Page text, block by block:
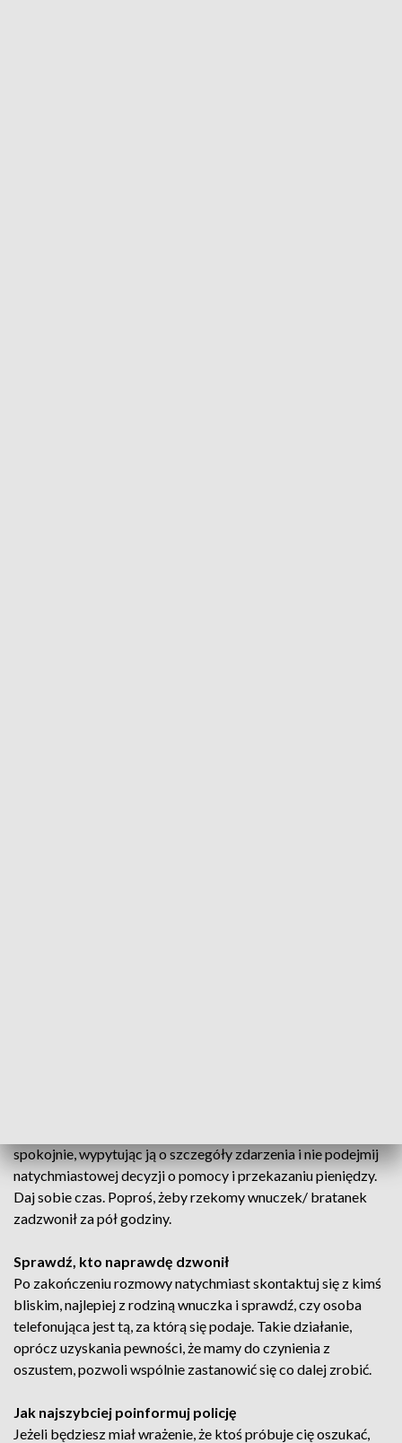
spokojnie, wypytując ją o szczegóły zdarzenia i nie podejmij
natychmiastowej decyzji o pomocy i przekazaniu pieniędzy.
Daj sobie czas. Poproś, żeby rzekomy wnuczek/ bratanek
zadzwonił za pół godziny.
Sprawdź, kto naprawdę dzwonił
Po zakończeniu rozmowy natychmiast skontaktuj się z kimś
bliskim, najlepiej z rodziną wnuczka i sprawdź, czy osoba
telefonująca jest tą, za którą się podaje. Takie działanie,
oprócz uzyskania pewności, że mamy do czynienia z
oszustem, pozwoli wspólnie zastanowić się co dalej zrobić.
Jak najszybciej poinformuj policję
Jeżeli będziesz miał wrażenie, że ktoś próbuje cię oszukać,